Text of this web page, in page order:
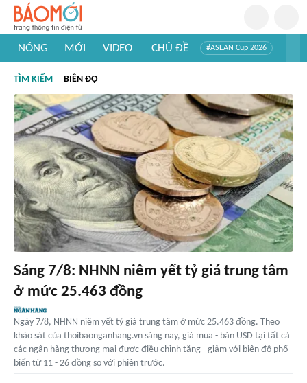
NÓNG MỚI VIDEO CHỦ ĐỀ #ASEAN Cup 2026
#Khám phá thế giới
TÌM KIẾM BIÊN ĐỘ
Sáng 7/8: NHNN niêm yết tỷ giá trung tâm
ở mức 25.463 đồng
Ngày 7/8, NHNN niêm yết tỷ giá trung tâm ở mức 25.463 đồng. Theo
khảo sát của thoibaonganhang.vn sáng nay, giá mua - bán USD tại tất cả
các ngân hàng thương mại được điều chỉnh tăng - giảm với biên độ phổ
biến từ 11 - 26 đồng so với phiên trước.